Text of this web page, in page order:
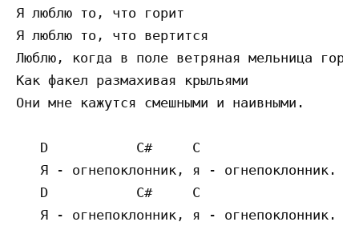
Я люблю то, что горит
Я люблю то, что вертится
Люблю, когда в поле ветряная мельница
Как факел размахивая крыльями
Они мне кажутся смешными и наивными.
   D           C#     C
   Я - огнепоклонник, я - огнепоклонник.
   D           C#     C
   Я - огнепоклонник, я - огнепоклонник.